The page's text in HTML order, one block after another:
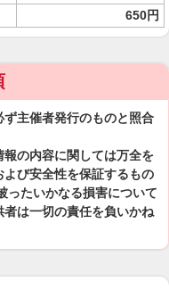
650円
主催者発行のものと照合
の内容に関しては万全を
び安全性を保証するもの
ったいかなる損害について
は一切の責任を負いかね